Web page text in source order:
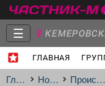
☰
ГЛАВНАЯ
Главная
Главная Новости Происшествия